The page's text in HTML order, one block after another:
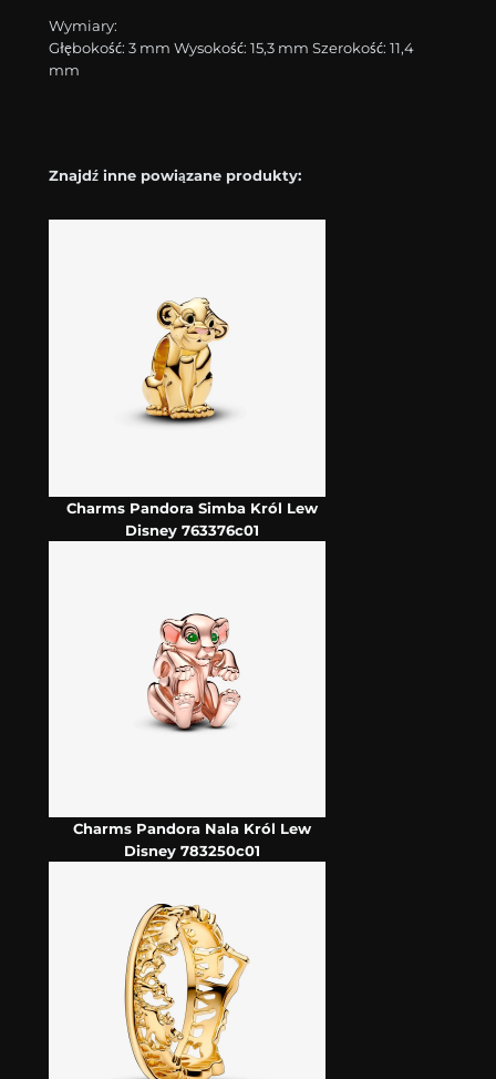
Wymiary:
Głębokość: 3 mm Wysokość: 15,3 mm Szerokość: 11,4
mm
Znajdź inne powiązane produkty:
Charms Pandora Simba Król Lew
Disney 763376c01
Charms Pandora Nala Król Lew
Disney 783250c01